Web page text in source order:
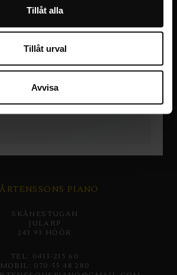
Tillåt alla
Tillåt urval
Avvisa
PIANO
SKÅNESTUGAN
JULARP
243 93 HÖÖR
TEL: 0413-215 60
MOBIL: 070-55 48 280